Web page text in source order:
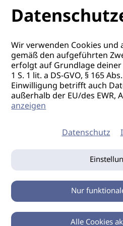
Wir verwenden Cookies und
gemäß den aufgeführten
erfolgt auf Grundlage
1 S. 1 lit. a DS-GVO, § 165
Einwilligung betrifft auch
außerhalb der EU/des EWR,
anzeigen
Datenschutz
Nur
Alle Cookies